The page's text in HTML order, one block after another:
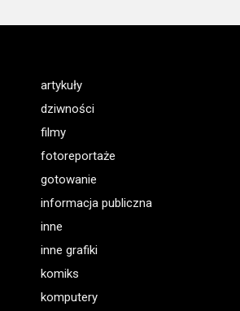
artykuły
dziwności
filmy
fotoreportaże
gotowanie
informacja publiczna
inne
inne grafiki
komiks
komputery